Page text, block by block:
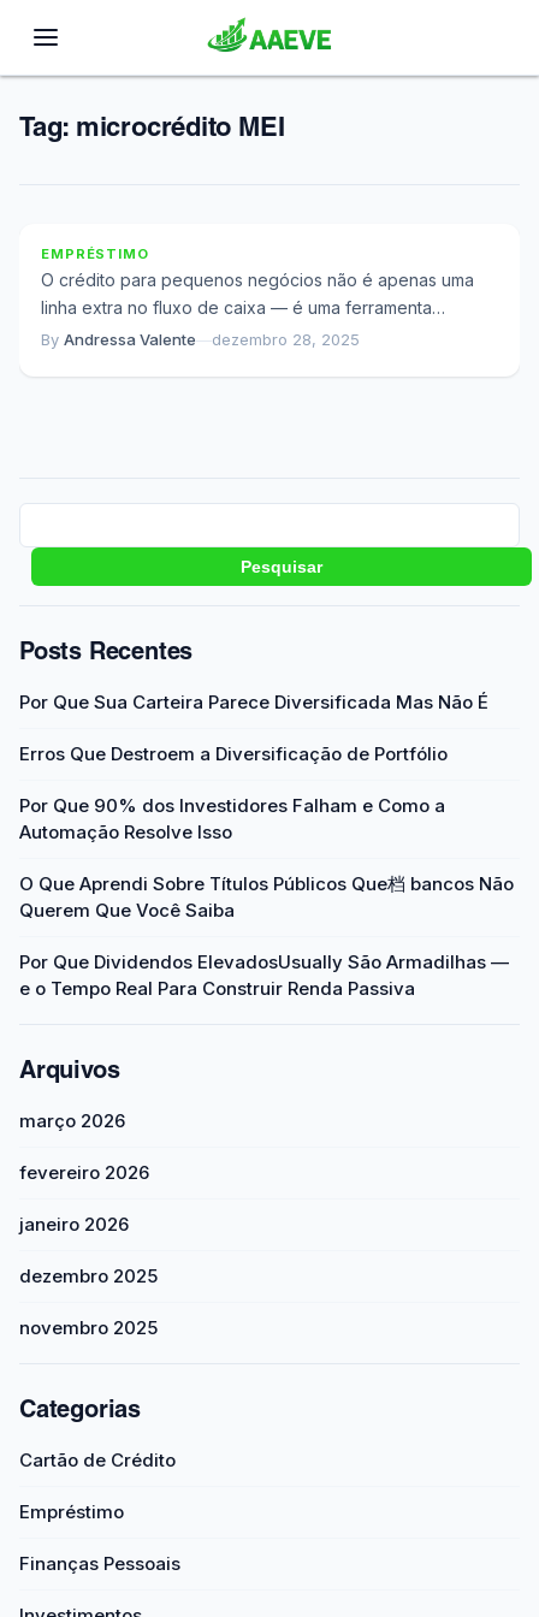
Tag: microcrédito MEI
EMPRÉSTIMO
O crédito para pequenos negócios não é apenas uma
linha extra no fluxo de caixa — é uma ferramenta
estratégica que pode...
By Andressa Valente—dezembro 28, 2025
Pesquisar
Posts Recentes
Por Que Sua Carteira Parece Diversificada Mas Não É
Erros Que Destroem a Diversificação de Portfólio
Por Que 90% dos Investidores Falham e Como a
Automação Resolve Isso
O Que Aprendi Sobre Títulos Públicos Que档 bancos Não
Querem Que Você Saiba
Por Que Dividendos ElevadosUsually São Armadilhas —
e o Tempo Real Para Construir Renda Passiva
Arquivos
março 2026
fevereiro 2026
janeiro 2026
dezembro 2025
novembro 2025
Categorias
Cartão de Crédito
Empréstimo
Finanças Pessoais